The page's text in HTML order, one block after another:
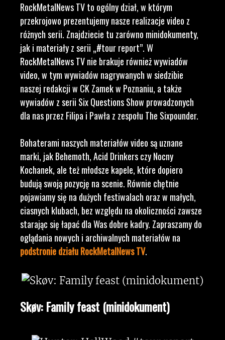
RockMetalNews TV to ogólny dział, w którym
przekrojowo prezentujemy nasze realizacje video z
różnych serii. Znajdziecie tu zarówno minidokumenty,
jak i materiały z serii „#tour report”. W
RockMetalNews TV nie brakuje również wywiadów
video, w tym wywiadów nagrywanych w siedzibie
naszej redakcji w CK Zamek w Poznaniu, a także
wywiadów z serii Six Questions Show prowadzonych
dla nas przez Filipa i Pawła z zespołu The Sixpounder.
Bohaterami naszych materiałów video są uznane
marki, jak Behemoth, Acid Drinkers czy Nocny
Kochanek, ale też młodsze kapele, które dopiero
budują swoją pozycję na scenie. Równie chętnie
pojawiamy się na dużych festiwalach oraz w małych,
ciasnych klubach, bez względu na okoliczności zawsze
starając się łapać dla Was dobre kadry. Zapraszamy do
oglądania nowych i archiwalnych materiałów na
podstronie działu RockMetalNews TV.
Skøv: Family feast (minidokument)